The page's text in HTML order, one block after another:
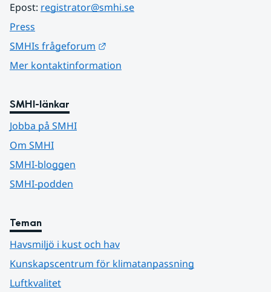
Epost: registrator@smhi.se
Press
SMHIs frågeforum
Mer kontaktinformation
SMHI-länkar
Jobba på SMHI
Om SMHI
SMHI-bloggen
SMHI-podden
Teman
Havsmiljö i kust och hav
Kunskapscentrum för klimatanpassning
Luftkvalitet